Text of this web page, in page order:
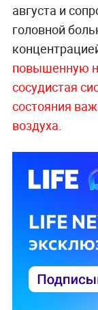
августа и
головной
повышенную
сосудистая
состояния
воздуха.